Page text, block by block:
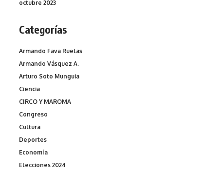
octubre 2023
Categorías
Armando Fava Ruelas
Armando Vásquez A.
Arturo Soto Munguia
Ciencia
CIRCO Y MAROMA
Congreso
Cultura
Deportes
Economía
Elecciones 2024